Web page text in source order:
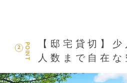
POINT
2
【邸宅貸切】
人数まで自在な